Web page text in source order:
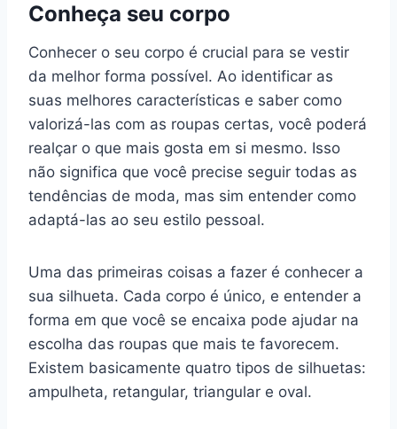
Conheça seu corpo
Conhecer o seu corpo é crucial para se vestir
da melhor forma possível. Ao identificar as
suas melhores características e saber como
valorizá-las com as roupas certas, você poderá
realçar o que mais gosta em si mesmo. Isso
não significa que você precise seguir todas as
tendências de moda, mas sim entender como
adaptá-las ao seu estilo pessoal.
Uma das primeiras coisas a fazer é conhecer a
sua silhueta. Cada corpo é único, e entender a
forma em que você se encaixa pode ajudar na
escolha das roupas que mais te favorecem.
Existem basicamente quatro tipos de silhuetas:
ampulheta, retangular, triangular e oval.